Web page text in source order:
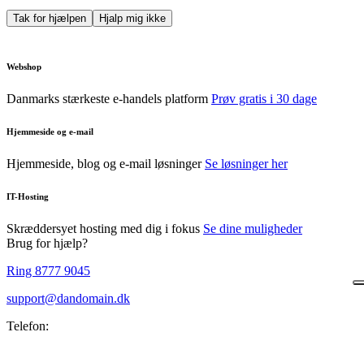
Tak for hjælpen Hjalp mig ikke
Webshop
Danmarks stærkeste e-handels platform Prøv gratis i 30 dage
Hjemmeside og e-mail
Hjemmeside, blog og e-mail løsninger Se løsninger her
IT-Hosting
Skræddersyet hosting med dig i fokus Se dine muligheder
Brug for hjælp?
Ring 8777 9045
support@dandomain.dk
Telefon: